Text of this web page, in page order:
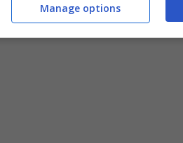
Manage options